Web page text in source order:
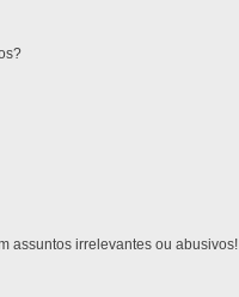
assuntos irrelevantes ou abusivos!